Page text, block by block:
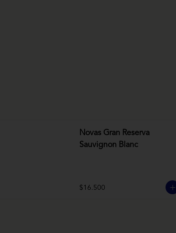
Novas Gran Reserva
Sauvignon Blanc
$16.500